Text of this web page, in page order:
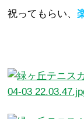
祝ってもらい、